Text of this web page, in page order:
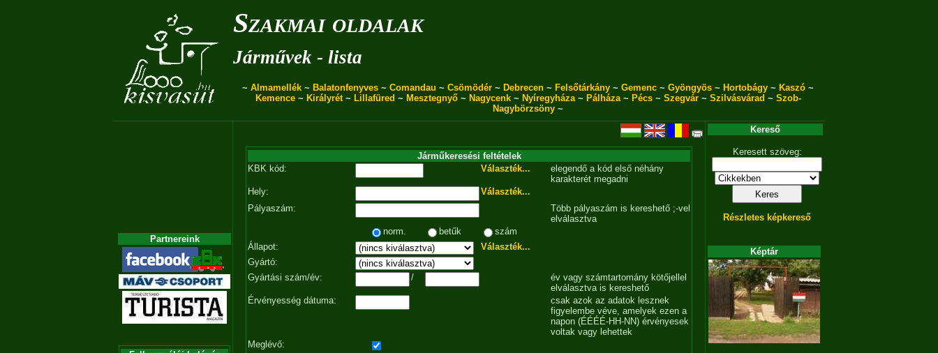
Szakmai oldalak
Járművek - lista
~ Almamellék ~ Balatonfenyves ~ Comandau ~ Csömödér ~ Debrecen ~ Felsőtárkány ~ Gemenc ~ Gyöngyös ~ Hortobágy ~ Kaszó ~
Kemence~ Királyrét~ Lillafüred ~ Mesztegnyő~ Nagycenk~ Nyíregyháza~ Pálháza~ Pécs~ Szegvár~ Szilvásvárad ~ Szob-
Nagybörzsöny ~
Partnereink
Járműkeresési feltételek
KBK kód:
Választék...
elegendő a kód első néhány
karakterét megadni
Hely:
Választék...
Pályaszám:
Több pályaszám is kereshető ;-vel
elválasztva
norm.
betűk
szám
Állapot:
Választék...
Gyártó:
Gyártási szám/év:
/
év vagy számtartomány kötőjellel
elválasztva is kereshető
Érvényesség dátuma:
csak azok az adatok lesznek
figyelembe véve, amelyek ezen a
napon (ÉÉÉÉ-HH-NN) érvényesek
voltak vagy lehettek
Meglévő:
Kereső
Keresett szöveg:
Részletes képkereső
Képtár